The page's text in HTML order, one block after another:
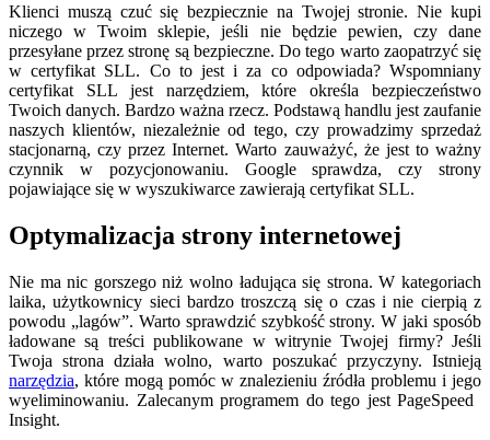
Klienci muszą czuć się bezpiecznie na Twojej stronie. Nie kupi
niczego w Twoim sklepie, jeśli nie będzie pewien, czy dane
przesyłane przez stronę są bezpieczne. Do tego warto zaopatrzyć się
w certyfikat SLL. Co to jest i za co odpowiada? Wspomniany
certyfikat SLL jest narzędziem, które określa bezpieczeństwo
Twoich danych. Bardzo ważna rzecz. Podstawą handlu jest zaufanie
naszych klientów, niezależnie od tego, czy prowadzimy sprzedaż
stacjonarną, czy przez Internet. Warto zauważyć, że jest to ważny
czynnik w pozycjonowaniu. Google sprawdza, czy strony
pojawiające się w wyszukiwarce zawierają certyfikat SLL.
Optymalizacja strony internetowej
Nie ma nic gorszego niż wolno ładująca się strona. W kategoriach
laika, użytkownicy sieci bardzo troszczą się o czas i nie cierpią z
powodu „lagów”. Warto sprawdzić szybkość strony. W jaki sposób
ładowane są treści publikowane w witrynie Twojej firmy? Jeśli
Twoja strona działa wolno, warto poszukać przyczyny. Istnieją
narzędzia, które mogą pomóc w znalezieniu źródła problemu i jego
wyeliminowaniu. Zalecanym programem do tego jest PageSpeed ​​​​
Insight.